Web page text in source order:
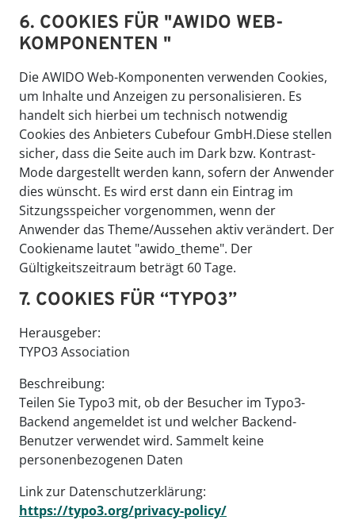
6. COOKIES FÜR "AWIDO WEB-
KOMPONENTEN "
Die AWIDO Web-Komponenten verwenden Cookies,
um Inhalte und Anzeigen zu personalisieren. Es
handelt sich hierbei um technisch notwendig
Cookies des Anbieters Cubefour GmbH.Diese stellen
sicher, dass die Seite auch im Dark bzw. Kontrast-
Mode dargestellt werden kann, sofern der Anwender
dies wünscht. Es wird erst dann ein Eintrag im
Sitzungsspeicher vorgenommen, wenn der
Anwender das Theme/Aussehen aktiv verändert. Der
Cookiename lautet "awido_theme". Der
Gültigkeitszeitraum beträgt 60 Tage.
7. COOKIES FÜR “TYPO3”
Herausgeber:
TYPO3 Association
Beschreibung:
Teilen Sie Typo3 mit, ob der Besucher im Typo3-
Backend angemeldet ist und welcher Backend-
Benutzer verwendet wird. Sammelt keine
personenbezogenen Daten
Link zur Datenschutzerklärung:
https://typo3.org/privacy-policy/